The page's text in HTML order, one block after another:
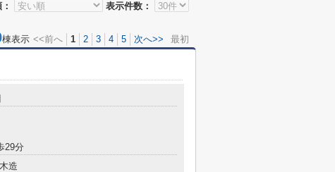
表示件数：
棟表示 <<前へ 1 2 3 4 5 次へ>> 最初
29分
木造